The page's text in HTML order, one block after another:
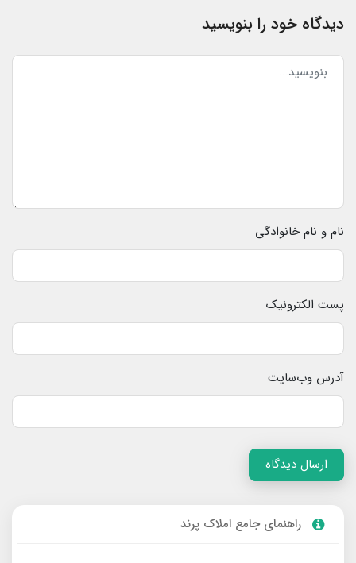
دیدگاه خود را بنویسید
نام و نام خانوادگی
پست الکترونیک
آدرس وب‌سایت
ارسال دیدگاه
راهنمای جامع املاک پرند